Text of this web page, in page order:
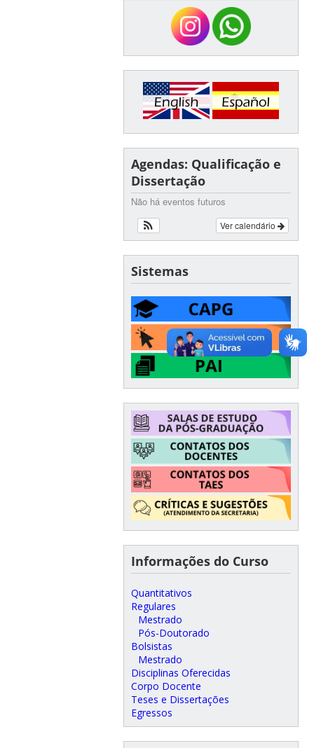
Agendas: Qualificação e
Dissertação
Não há eventos futuros
Ver calendário
Sistemas
Informações do Curso
Quantitativos
Regulares
Mestrado
Pós-Doutorado
Bolsistas
Mestrado
Disciplinas Oferecidas
Corpo Docente
Teses e Dissertações
Egressos